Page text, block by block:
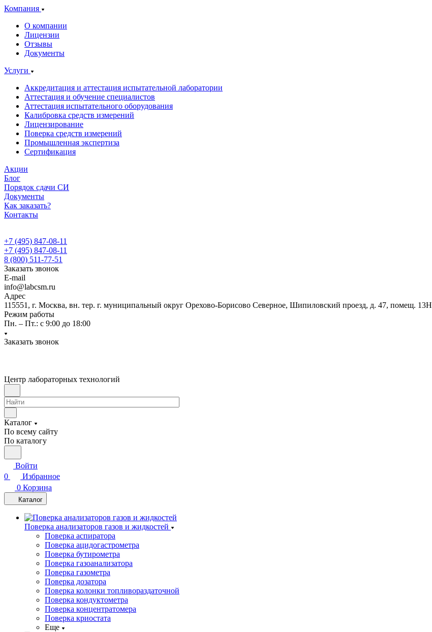
Компания
О компании
Лицензии
Отзывы
Документы
Услуги
Аккредитация и аттестация испытательной лаборатории
Аттестация и обучение специалистов
Аттестация испытательного оборудования
Калибровка средств измерений
Лицензирование
Поверка средств измерений
Промышленная экспертиза
Сертификация
Акции
Блог
Порядок сдачи СИ
Документы
Как заказать?
Контакты
+7 (495) 847-08-11
+7 (495) 847-08-11
8 (800) 511-77-51
Заказать звонок
E-mail
info@labcsm.ru
Адрес
115551, г. Москва, вн. тер. г. муниципальный округ Орехово-Борисово Северное, Шипиловский проезд, д. 47, помещ. 13Н
Режим работы
Пн. – Пт.: с 9:00 до 18:00
Заказать звонок
Центр лабораторных технологий
Каталог
По всему сайту
По каталогу
Войти
0
Избранное
0 Корзина
Каталог
Поверка анализаторов газов и жидкостей
Поверка аспиратора
Поверка ацидогастрометра
Поверка бутирометра
Поверка газоанализатора
Поверка газометра
Поверка дозатора
Поверка колонки топливораздаточной
Поверка кондуктометра
Поверка концентратомера
Поверка криостата
Еще